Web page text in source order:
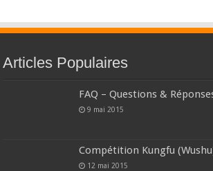
Articles Populaires
FAQ – Questions &
9 mai 2015
Compétition Kungfu
12 mai 2015